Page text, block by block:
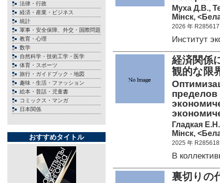
法律・行政
経済・産業・ビジネス
統計
軍事・安全保障、外交・国際問題
教育・心理
数学
自然科学・技術工学・医学
体育・スポーツ
旅行・ガイドブック・地図
趣味・生活・ファッション
絵本・昔話・児童書
コミックス・マンガ
日本関係
おすすめタイトル
Муха Д.В.,
Мiнск,
2026 年 R285617
Институт
経済関係
観的な
пределов
Гладкая Е.Н.
Мiнск,
2025 年 R285618
В
裏切りの